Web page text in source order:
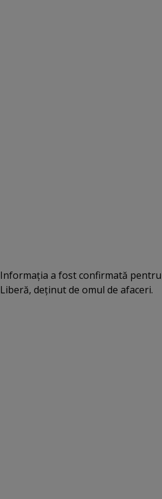
Informaţia a fost confirmată
Liberă, deţinut de omul de afaceri.